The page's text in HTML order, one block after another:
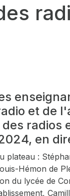
et de
radios
en
plateau :
Hémon de
du lycée de